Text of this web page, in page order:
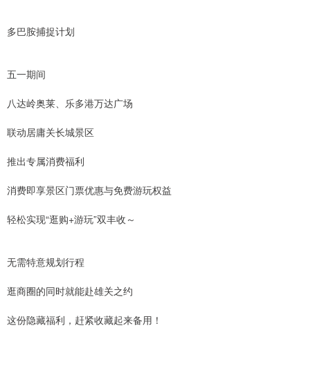
多巴胺捕捉计划
五一期间
八达岭奥莱、乐多港万达广场
联动居庸关长城景区
推出专属消费福利
消费即享景区门票优惠与免费游玩权益
轻松实现“逛购+游玩”双丰收～
无需特意规划行程
逛商圈的同时就能赴雄关之约
这份隐藏福利，赶紧收藏起来备用！